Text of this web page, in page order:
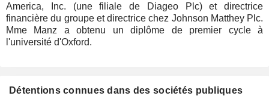
America, Inc. (une filiale de Diageo Plc) et directrice
financière du groupe et directrice chez Johnson Matthey Plc.
Mme Manz a obtenu un diplôme de premier cycle à
l'université d'Oxford.
Détentions connues dans des sociétés publiques